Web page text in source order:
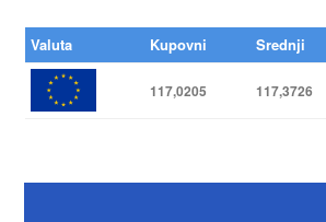
Valuta Kupovni Srednji
117,0205 117,3726